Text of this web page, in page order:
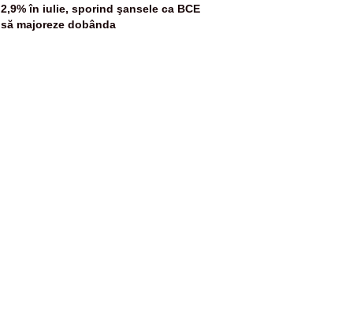
2,9% în iulie, sporind şansele ca BCE
să majoreze dobânda